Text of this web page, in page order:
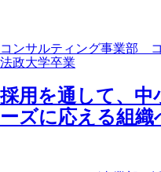
コンサルティング事業部
法政大学卒業
採用を通して、
ーズに応える組織